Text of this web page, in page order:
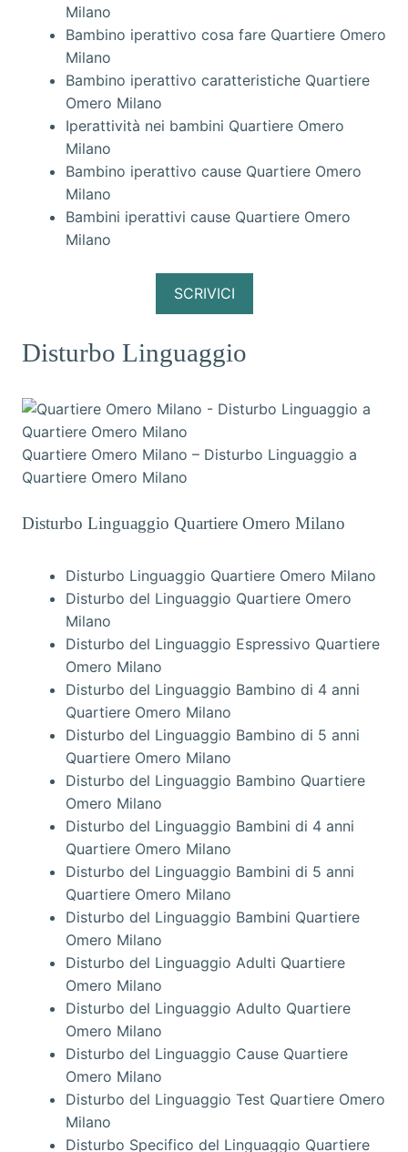
Milano
Bambino iperattivo cosa fare Quartiere Omero
Milano
Bambino iperattivo caratteristiche Quartiere
Omero Milano
Iperattività nei bambini Quartiere Omero
Milano
Bambino iperattivo cause Quartiere Omero
Milano
Bambini iperattivi cause Quartiere Omero
Milano
SCRIVICI
Disturbo Linguaggio
Quartiere Omero Milano – Disturbo Linguaggio a
Quartiere Omero Milano
Disturbo Linguaggio Quartiere Omero Milano
Disturbo Linguaggio Quartiere Omero Milano
Disturbo del Linguaggio Quartiere Omero
Milano
Disturbo del Linguaggio Espressivo Quartiere
Omero Milano
Disturbo del Linguaggio Bambino di 4 anni
Quartiere Omero Milano
Disturbo del Linguaggio Bambino di 5 anni
Quartiere Omero Milano
Disturbo del Linguaggio Bambino Quartiere
Omero Milano
Disturbo del Linguaggio Bambini di 4 anni
Quartiere Omero Milano
Disturbo del Linguaggio Bambini di 5 anni
Quartiere Omero Milano
Disturbo del Linguaggio Bambini Quartiere
Omero Milano
Disturbo del Linguaggio Adulti Quartiere
Omero Milano
Disturbo del Linguaggio Adulto Quartiere
Omero Milano
Disturbo del Linguaggio Cause Quartiere
Omero Milano
Disturbo del Linguaggio Test Quartiere Omero
Milano
Disturbo Specifico del Linguaggio Quartiere